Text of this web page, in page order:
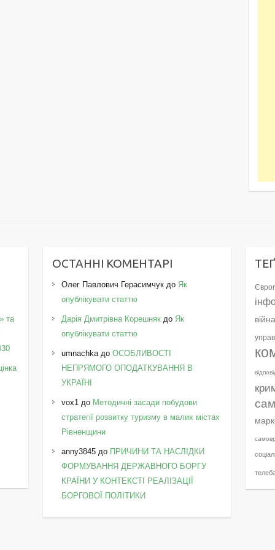
та
ОСТАННІ КОМЕНТАРІ
Олег Павлович Герасимчук до Як
опублікувати статтю
Дарія Дмитрівна Корешняк до Як
опублікувати статтю
umnachkaдоОСОБЛИВОСТІ
НЕПРЯМОГО ОПОДАТКУВАННЯ В
УКРАЇНІ
vox1 до Методичні засади побудови
стратегії розвитку туризму в малих містах
Рівненщини
anny3845 до ПРИЧИНИ ТА НАСЛІДКИ
ФОРМУВАННЯ ДЕРЖАВНОГО БОРГУ
КРАЇНИ У КОНТЕКСТІ РЕАЛІЗАЦІЇ
БОРГОВОЇ ПОЛІТИКИ
війна